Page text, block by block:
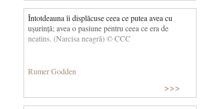
Întotdeauna îi displăcuse ceea ce putea avea cu
ușurință; avea o pasiune pentru ceea ce era de
neatins. (Narcisa neagră) © CCC
Rumer Godden
>>>